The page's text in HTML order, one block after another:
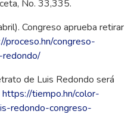
No. 33,335.
Congreso aprueba retirar
proceso.hn/congreso-
de Luis Redondo será
https://tiempo.hn/color-
redondo-congreso-